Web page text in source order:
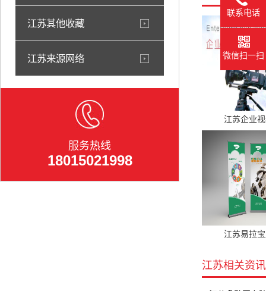
江苏其他收藏
江苏来源网络
服务热线
18015021998
江苏企业
江苏易拉
江苏相关资讯
联系电话
微信扫一扫